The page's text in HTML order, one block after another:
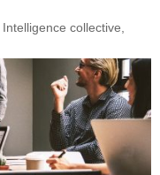
Intelligence collective